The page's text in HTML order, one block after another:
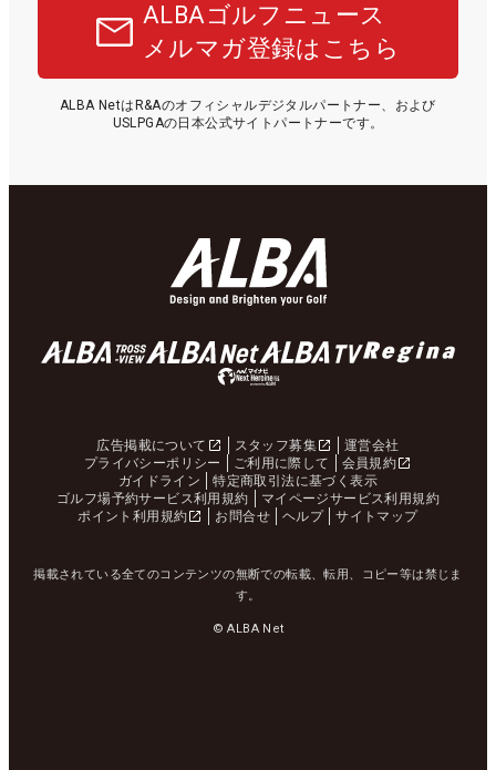
ALBAゴルフニュース
メルマガ登録はこちら
ALBA NetはR&Aのオフィシャルデジタルパートナー、および
USLPGAの日本公式サイトパートナーです。
広告掲載について スタッフ募集
運営会社
プライバシーポリシー
ご利用に際して
会員規約
ガイドライン
特定商取引法に基づく表示
ゴルフ場予約サービス利用規約
マイページサービス利用規約
ポイント利用規約
お問合せ ヘルプ サイトマップ
掲載されている全てのコンテンツの無断での転載、転用、コピー等は禁じま
す。
© ALBA Net